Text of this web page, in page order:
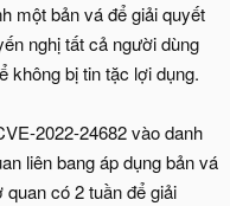
một bản vá để giải quyết
nghị tất cả người dùng
không bị tin tặc lợi dụng.
2022-24682 vào danh
liên bang áp dụng bản vá
có 2 tuần để giải